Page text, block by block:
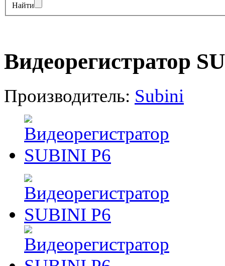
Найти
Видеорегистратор
Производитель: Subini